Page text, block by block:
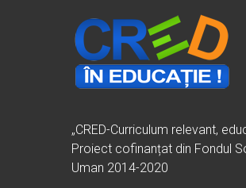
„CRED-Curriculum relevant,
Proiect cofinanțat din Fondul
Uman 2014-2020